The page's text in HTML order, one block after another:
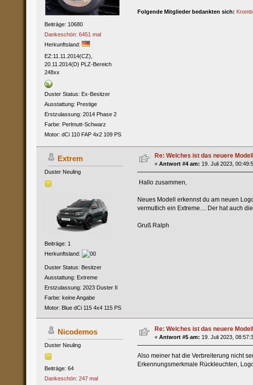
Beiträge: 10680
Dankeschön: 6451 mal
Herkunftsland:
EZ:11.11.2014(CZ),
20.11.2014(D) PLZ-Bereich
248xx
Duster Status: Ex-Besitzer
Ausstattung: Prestige
Erstzulassung: 2014 Phase 2
Farbe: Perlmutt-Schwarz
Motor: dCi 110 FAP 4x2 109 PS
Folgende Mitglieder bedankten sich:
Extrem
Duster Neuling
Beiträge: 1
Herkunftsland:
Duster Status: Besitzer
Ausstattung: Extreme
Erstzulassung: 2023 Duster II
Farbe: keine Angabe
Motor: Blue dCi 115 4x4 115 PS
Re: Welches ist das neuere Modell
« Antwort #4 am: 19. Juli 2023,
Hallo zusammen,
Neues Modell erkennst du am neuen
vermutlich ein Extreme.... Der hat auch
Gruß Ralph
Nicodemos
Duster Neuling
Beiträge: 64
Dankeschön: 247 mal
Re: Welches ist das neuere Modell
« Antwort #5 am: 19. Juli 2023,
Also meiner hat die Verbreiterung nicht
Erkennungsmerkmale Rückleuchten,